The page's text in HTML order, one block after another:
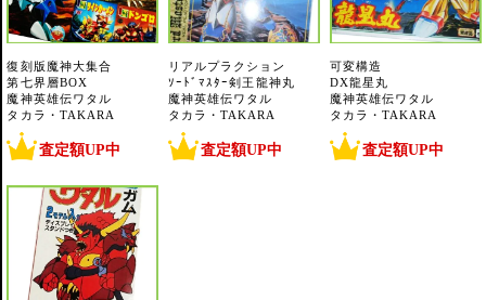
復刻版魔神大集合
第七界層BOX
魔神英雄伝ワタル
タカラ・TAKARA
査定額UP中
リアルプラクション
ｿｰﾄﾞﾏｽﾀｰ剣王龍神丸
魔神英雄伝ワタル
タカラ・TAKARA
査定額UP中
可変構造
DX龍星丸
魔神英雄伝ワタル
タカラ・TAKARA
査定額UP中